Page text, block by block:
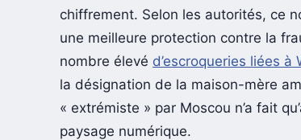
chiffrement. Selon les autorités, ce
une meilleure protection contre la
nombre élevé d’escroqueries liées à
la désignation de la maison-mère
« extrémiste » par Moscou n’a fait
paysage numérique.